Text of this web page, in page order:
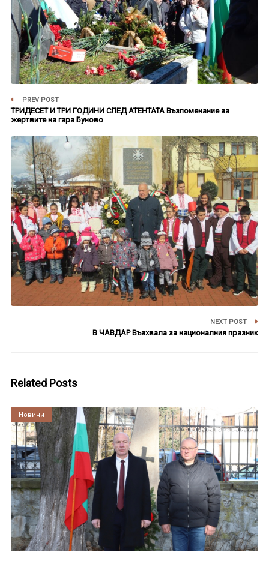
PREV POST
ТРИДЕСЕТ И ТРИ ГОДИНИ СЛЕД АТЕНТАТА Възпоменание за
жертвите на гара Буново
NEXT POST
В ЧАВДАР Възхвала за националния празник
Related Posts
Култура
Новини